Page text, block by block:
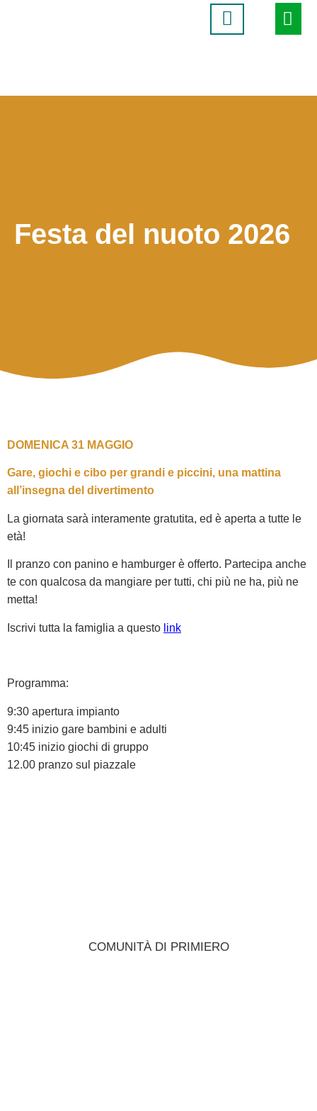
Festa del nuoto 2026
DOMENICA 31 MAGGIO
Gare, giochi e cibo per grandi e piccini, una mattina
all’insegna del divertimento
La giornata sarà interamente gratutita, ed è aperta a tutte le
età!
Il pranzo con panino e hamburger è offerto. Partecipa anche
te con qualcosa da mangiare per tutti, chi più ne ha, più ne
metta!
Iscrivi tutta la famiglia a questo link
Programma:
9:30 apertura impianto
9:45 inizio gare bambini e adulti
10:45 inizio giochi di gruppo
12.00 pranzo sul piazzale
COMUNITÀ DI PRIMIERO